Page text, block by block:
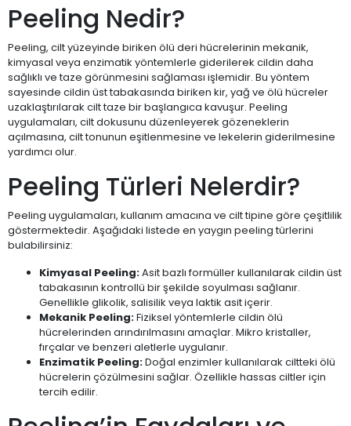
Peeling Nedir?
Peeling, cilt yüzeyinde biriken ölü deri hücrelerinin mekanik,
kimyasal veya enzimatik yöntemlerle giderilerek cildin daha
sağlıklı ve taze görünmesini sağlaması işlemidir. Bu yöntem
sayesinde cildin üst tabakasında biriken kir, yağ ve ölü hücreler
uzaklaştırılarak cilt taze bir başlangıca kavuşur. Peeling
uygulamaları, cilt dokusunu düzenleyerek gözeneklerin
açılmasına, cilt tonunun eşitlenmesine ve lekelerin giderilmesine
yardımcı olur.
Peeling Türleri Nelerdir?
Peeling uygulamaları, kullanım amacına ve cilt tipine göre çeşitlilik
göstermektedir. Aşağıdaki listede en yaygın peeling türlerini
bulabilirsiniz:
Kimyasal Peeling:Asit bazlı formüller kullanılarak cildin üst
tabakasının kontrollü bir şekilde soyulması sağlanır.
Genellikle glikolik, salisilik veya laktik asit içerir.
Mekanik Peeling:Fiziksel yöntemlerle cildin ölü
hücrelerinden arındırılmasını amaçlar. Mikro kristaller,
fırçalar ve benzeri aletlerle uygulanır.
Enzimatik Peeling:Doğal enzimler kullanılarak ciltteki ölü
hücrelerin çözülmesini sağlar. Özellikle hassas ciltler için
tercih edilir.